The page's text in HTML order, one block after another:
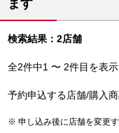
ます
検索結果：2店舗
全2件中1 〜 2件目を表
予約申込する店舗/購入
申し込み後に店舗を変更